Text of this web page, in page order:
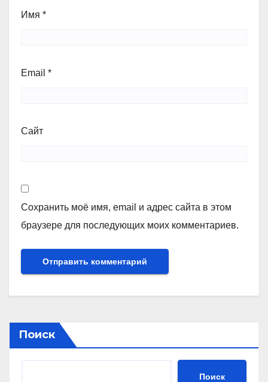
Имя *
Email *
Сайт
Сохранить моё имя, email и адрес сайта в этом
браузере для последующих моих комментариев.
Поиск
Поиск